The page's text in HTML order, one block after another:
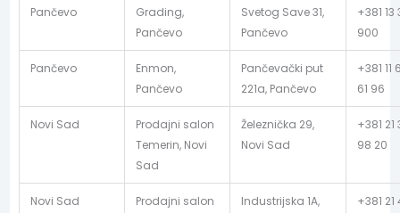
Pančevo
Grading,
Pančevo
Svetog Save 31,
Pančevo
+381 13
900
Pančevo
Enmon,
Pančevo
Pančevački put
221a, Pančevo
+381 11
61 96
Novi Sad
Prodajni salon
Temerin, Novi
Sad
Železnička 29,
Novi Sad
+381 21
98 20
Novi Sad
Prodajni salon
Industrijska 1A,
+381